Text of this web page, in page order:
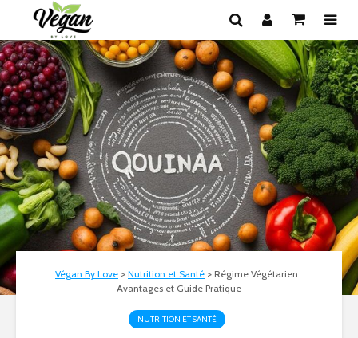
Végan By Love > Nutrition et Santé > Régime Végétarien :
Avantages et Guide Pratique
NUTRITION ET SANTÉ